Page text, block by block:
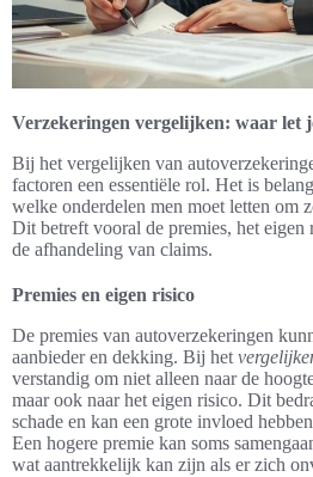
Verzekeringen vergelijken: waar let
Bij het vergelijken van
factoren een essentiële rol. Het is
welke onderdelen men moet letten om
Dit betreft vooral de premies, het eigen
de afhandeling van claims.
Premies en eigen risico
De premies van autoverzekeringen
aanbieder en dekking. Bij het
verstandig om niet alleen naar de
maar ook naar het eigen risico. Dit
schade en kan een grote invloed
Een hogere premie kan soms
wat aantrekkelijk kan zijn als er zich